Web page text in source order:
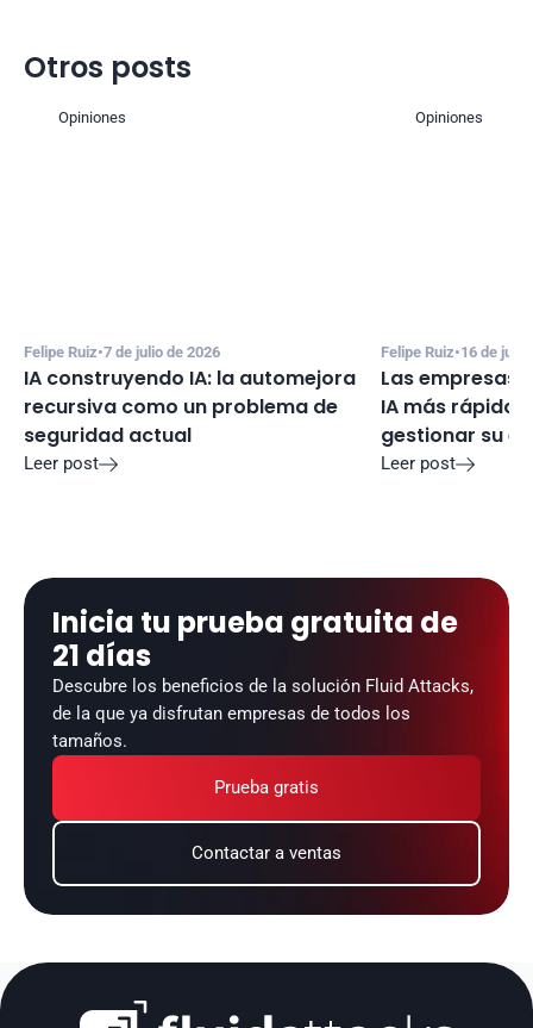
Otros posts
Opiniones
Felipe Ruiz•7 de julio de 2026
IA construyendo IA: la automejora
recursiva como un problema de
seguridad actual
Leer post
Opiniones
Felipe Ruiz•16 de
Las empresas
IA más rápido
gestionar su
Leer post
Inicia tu prueba gratuita de
21 días
Descubre los beneficios de la solución Fluid Attacks,
de la que ya disfrutan empresas de todos los
tamaños.
Prueba gratis
Contactar a ventas